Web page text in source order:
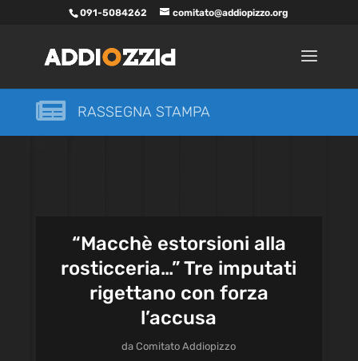
091-5084262 comitato@addiopizzo.org
 RASSEGNA STAMPA
“Macchè estorsioni alla
rosticceria…” Tre imputati
rigettano con forza
l’accusa
daComitato Addiopizzo